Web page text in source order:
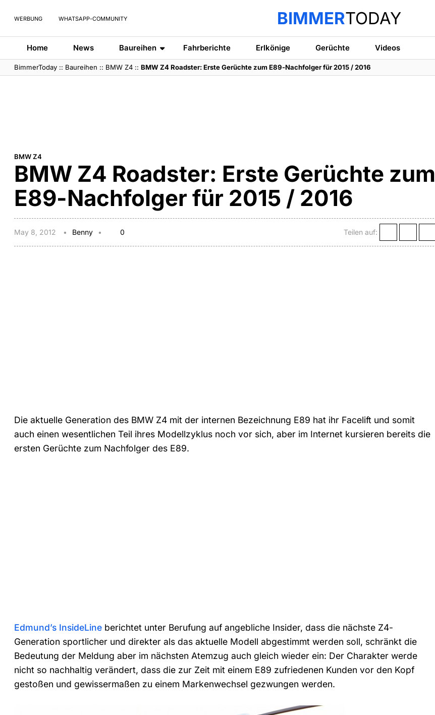
WERBUNG WHATSAPP-COMMUNITY BIMMERTODAY
Home News Baureihen Fahrberichte Erlkönige Gerüchte Videos
BimmerToday :: Baureihen :: BMW Z4 ::BMW Z4 Roadster: Erste Gerüchte zum E89-Nachfolger für 2015 / 2016
BMW Z4
BMW Z4 Roadster: Erste Gerüchte zum
E89-Nachfolger für 2015 / 2016
May 8, 2012 Benny 0 Teilen auf:
Die aktuelle Generation des BMW Z4 mit der internen Bezeichnung E89 hat ihr Facelift und somit
auch einen wesentlichen Teil ihres Modellzyklus noch vor sich, aber im Internet kursieren bereits die
ersten Gerüchte zum Nachfolger des E89.
Edmund’s InsideLine berichtet unter Berufung auf angebliche Insider, dass die nächste Z4-
Generation sportlicher und direkter als das aktuelle Modell abgestimmt werden soll, schränkt die
Bedeutung der Meldung aber im nächsten Atemzug auch gleich wieder ein: Der Charakter werde
nicht so nachhaltig verändert, dass die zur Zeit mit einem E89 zufriedenen Kunden vor den Kopf
gestoßen und gewissermaßen zu einem Markenwechsel gezwungen werden.